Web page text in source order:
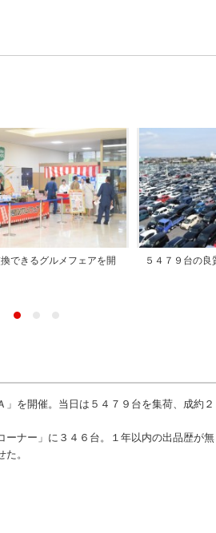
できるグルメフェアを開
５４７９台の良
開催。当日は５４７９台を集荷、成約
ナー」に３４６台。１年以内の出品歴が
。